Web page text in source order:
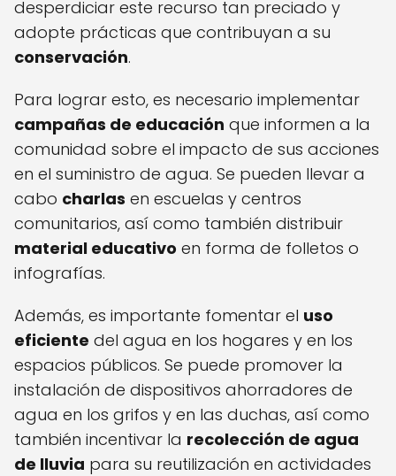
desperdiciar este recurso tan preciado y
adopte prácticas que contribuyan a su
conservación.
Para lograr esto, es necesario implementar
campañas de educación que informen a la
comunidad sobre el impacto de sus acciones
en el suministro de agua. Se pueden llevar a
cabo charlas en escuelas y centros
comunitarios, así como también distribuir
material educativo en forma de folletos o
infografías.
Además, es importante fomentar el uso
eficiente del agua en los hogares y en los
espacios públicos. Se puede promover la
instalación de dispositivos ahorradores de
agua en los grifos y en las duchas, así como
también incentivar la recolección de agua
de lluvia para su reutilización en actividades